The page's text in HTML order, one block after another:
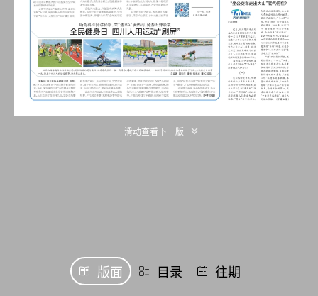
滑动查看下一版
版面 目录 往期